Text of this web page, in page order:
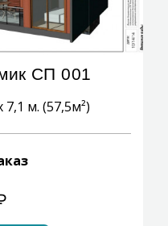
СП 001
м. (57,5м²)